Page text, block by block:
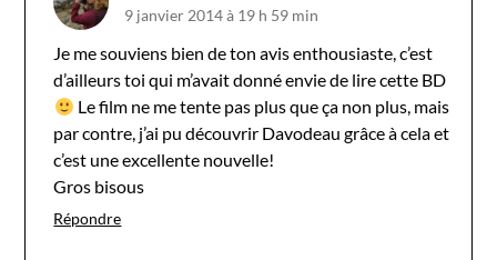
9 janvier 2014 à 19 h 59 min
Je me souviens bien de ton avis enthousiaste, c’est
d’ailleurs toi qui m’avait donné envie de lire cette BD
Le film ne me tente pas plus que ça non plus, mais
par contre, j’ai pu découvrir Davodeau grâce à cela et
c’est une excellente nouvelle!
Gros bisous
Répondre